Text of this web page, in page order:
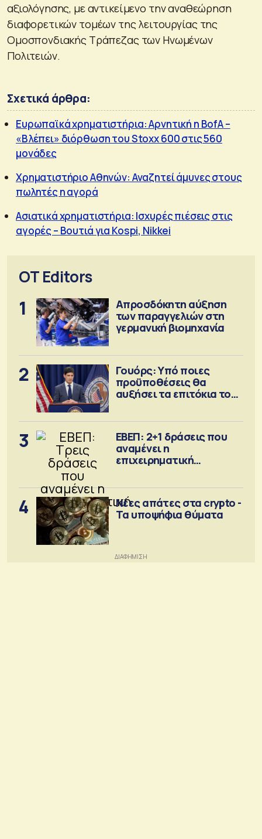
αξιολόγησης, με αντικείμενο την αναθεώρηση
διαφορετικών τομέων της λειτουργίας της
Ομοσπονδιακής Τράπεζας των Ηνωμένων
Πολιτειών.
Σχετικά άρθρα:
Ευρωπαϊκά χρηματιστήρια: Αρνητική η BofA –
«Βλέπει» διόρθωση του Stoxx 600 στις 560
μονάδες
Χρηματιστήριο Αθηνών: Αναζητεί άμυνες στους
πωλητές η αγορά
Aσιατικά χρηματιστήρια: Ισχυρές πιέσεις στις
αγορές – Βουτιά για Kospi, Nikkei
OT Editors
1
Απροσδόκητη αύξηση
των παραγγελιών στη
γερμανική βιομηχανία
2
Γουόρς: Υπό ποιες
προϋποθέσεις θα
αυξήσει τα επιτόκια τον
3
ΕΒΕΠ: 2+1 δράσεις που
αναμένει η
επιχειρηματική
4
Νέες απάτες στα crypto -
Τα υποψήφια θύματα